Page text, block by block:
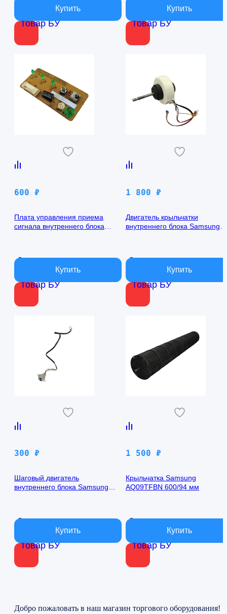
Товар БУ Товар БУ
Товар БУ
600 ₽
Плата управления приема
сигнала внутреннего блока
В наличии
Товар БУ
1 800 ₽
Двигатель крыльчатки
внутреннего блока Samsung
В наличии
Товар БУ
300 ₽
Шаговый двигатель
внутреннего блока Samsung
В наличии
Товар БУ
1 500 ₽
Крыльчатка Samsung
AQ09TFBN 600/94 мм
В наличии
Добро пожаловать в наш магазин торгового оборудования!